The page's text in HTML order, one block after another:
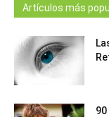
Artículos más